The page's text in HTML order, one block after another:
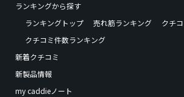
ランキングから探す
ランキングトップ
売れ筋ランキング
クチ
クチコミ件数ランキング
新着クチコミ
新製品情報
my caddieノート